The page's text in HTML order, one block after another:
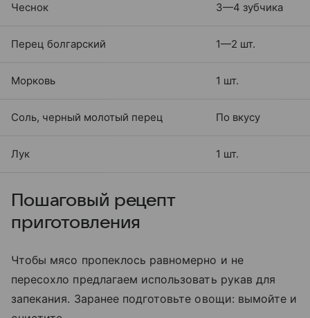
Чеснок 3—4 зубчика
Перец болгарский 1—2 шт.
Морковь 1 шт.
Соль, черный молотый перец По вкусу
Лук 1 шт.
Пошаговый рецепт
приготовления
Чтобы мясо пропеклось равномерно и не
пересохло предлагаем использовать рукав для
запекания. Заранее подготовьте овощи: вымойте и